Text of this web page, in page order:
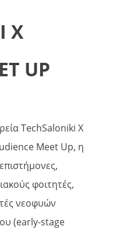
X
UP
TechSaloniki X
Meet Up, η
φοιτητές,
νεοφυών
(early-stage